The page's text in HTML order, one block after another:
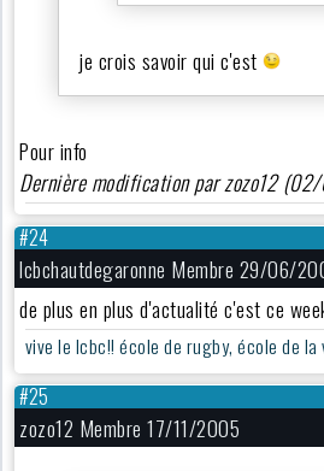
je crois savoir qui c'est
Pour info
Dernière modification par zozo12
#24
lcbchautdegaronne Membre 29/06/
de plus en plus d'actualité c'est ce
vive le lcbc!! école de rugby, école de la
#25
zozo12 Membre 17/11/2005